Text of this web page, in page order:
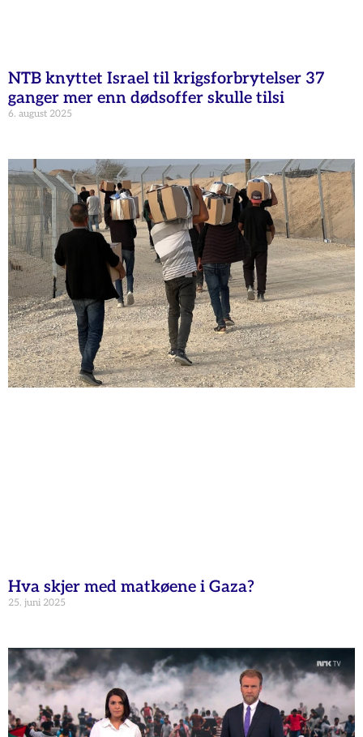
NTB knyttet Israel til krigsforbrytelser 37
ganger mer enn dødsoffer skulle tilsi
6. august 2025
Hva skjer med matkøene i Gaza?
25. juni 2025